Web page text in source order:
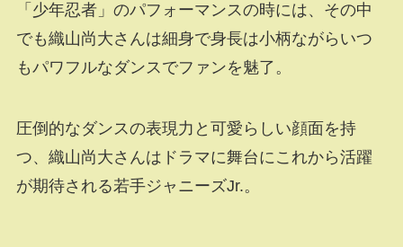
「少年忍者」のパフォーマンスの時には、その中
でも織山尚大さんは細身で身長は小柄ながらいつ
もパワフルなダンスでファンを魅了。
圧倒的なダンスの表現力と可愛らしい顔面を持
つ、織山尚大さんはドラマに舞台にこれから活躍
が期待される若手ジャニーズJr.。